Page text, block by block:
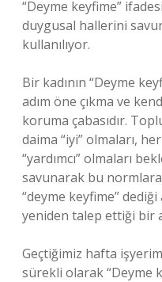
“Deyme keyfime”
duygusal hallerini
kullanılıyor.
Bir kadının “Deyme
adım öne çıkma ve
koruma çabasıdır.
daima “iyi” olmaları,
“yardımcı” olmaları
savunarak bu normlara
“deyme keyfime”
yeniden talep ettiği bir
Geçtiğimiz hafta
sürekli olarak “Deyme